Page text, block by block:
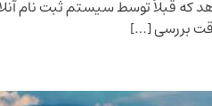
قبلاً توسط سیستم ثبت نام
بررسی […]